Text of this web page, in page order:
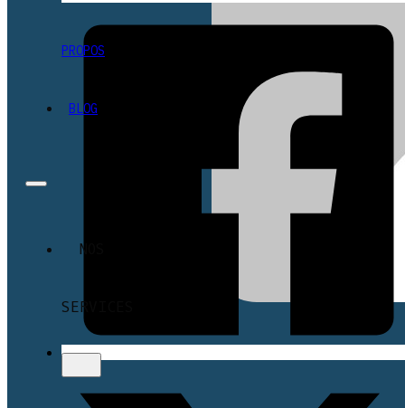
PROPOS
BLOG
NOS
SERVICES